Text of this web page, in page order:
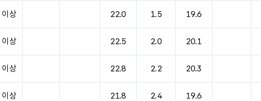
상 22.0 1.5 19.6
상 22.5 2.0 20.1
상 22.8 2.2 20.3
상 21.8 2.4 19.6